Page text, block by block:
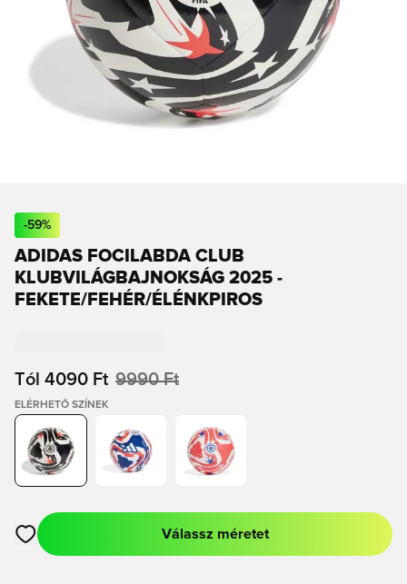
-59%
ADIDAS FOCILABDA CLUB
KLUBVILÁGBAJNOKSÁG 2025 -
FEKETE/FEHÉR/ÉLÉNKPIROS
Tól 4090 Ft 9990 Ft
ELÉRHETŐ SZÍNEK
Megnyit egy modált a bejelentkezéshez vagy a tagként való
Válassz méretet